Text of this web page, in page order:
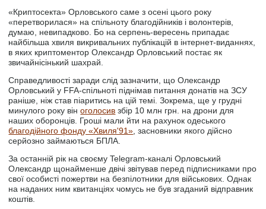
«Криптосекта» Орловського саме з осені цього року
«перетворилася» на спільноту благодійників і волонтерів,
думаю, невипадково. Бо на серпень-вересень припадає
найбільша хвиля викривальних публікацій в інтернет-виданнях,
в яких криптоментор Олександр Орловський постає як
звичайнісінький шахрай.
Справедливості заради слід зазначити, що Олександр
Орловський у FFA-спільноті піднімав питання донатів на ЗСУ
раніше, ніж став піаритись на цій темі. Зокрема, ще у грудні
минулого року віноголосив збір 10 млн грн. на дрони для
наших оборонців. Гроші мали йти на рахунок одеського
благодійного фонду «Хвиля'91», засновники якого дійсно
серйозно займаються БПЛА.
За останній рік на своєму Telegram-каналі Орловський
Олександр щонайменше двічі звітував перед підписниками про
свої особисті пожертви на безпілотники для військових. Однак
на наданих ним квитанціях чомусь не був згаданий відправник
коштів.